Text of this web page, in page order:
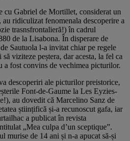
cu Gabriel de Mortillet, considerat un
ridiculizat fenomenala descoperire a
trasnsfrontalieră!) în cadrul
de la Lisabona. În disperare de
Sautuola l-a invitat chiar pe regele
viziteze peștera, dar acesta, la fel ca
fost convins de vechimea picturilor.
descoperiri ale picturilor preistorice,
Font-de-Gaume la Les Eyzies-
au dovedit că Marcelino Sanz de
științifică și-a recunoscut gafa, iar
a publicat în revista
„Mea culpa d’un sceptique”.
murise de 14 ani și n-a apucat să-și